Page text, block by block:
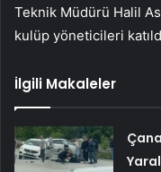
Teknik Müdürü Halil
kulüp yöneticileri
İlgili Makaleler